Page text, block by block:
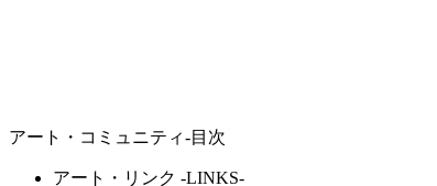
アート・コミュニティ-目次
アート・リンク -LINKS-